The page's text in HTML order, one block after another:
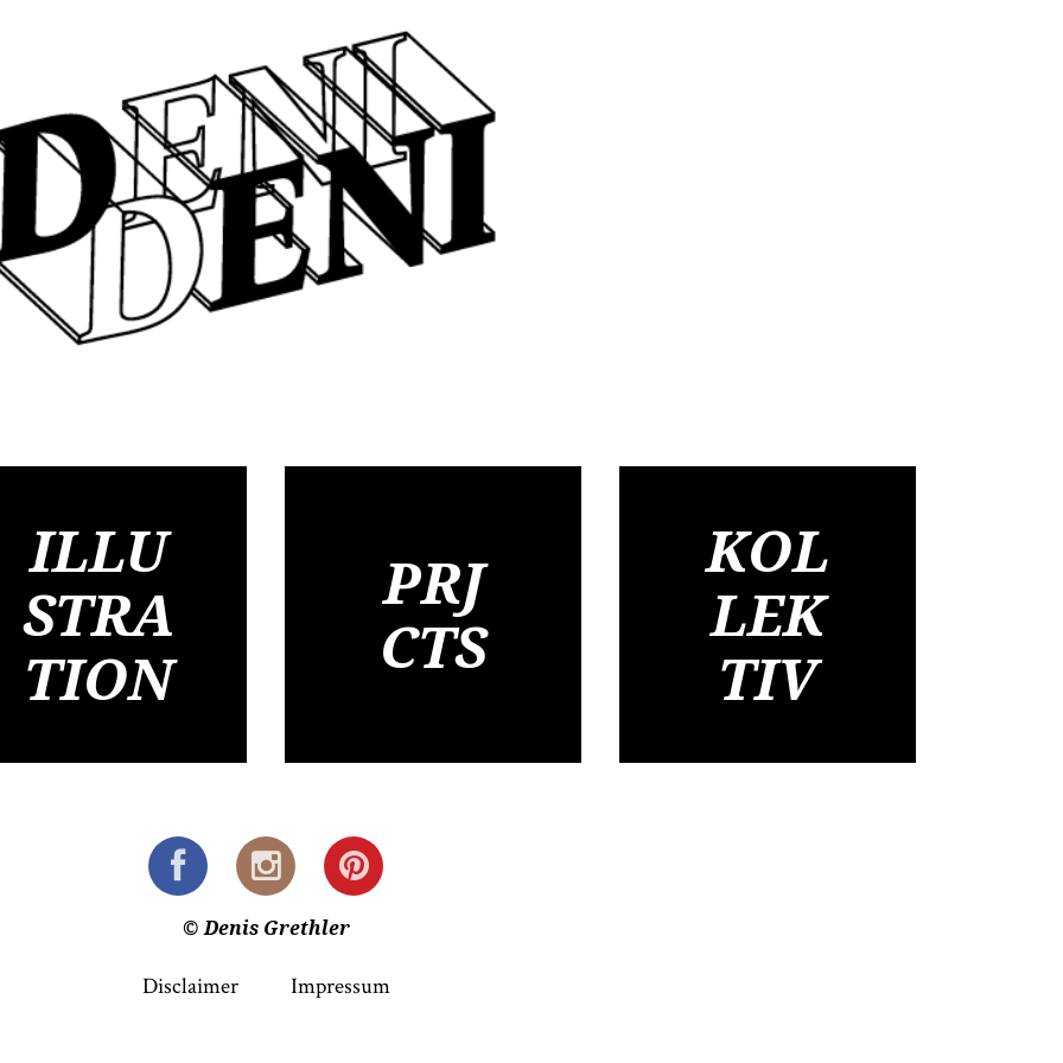
ILLU
STRA
TION
PRJ
CTS
KOL
LEK
TIV
© Denis Grethler
Disclaimer Impressum